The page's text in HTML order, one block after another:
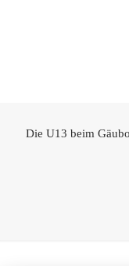
Die U13 beim